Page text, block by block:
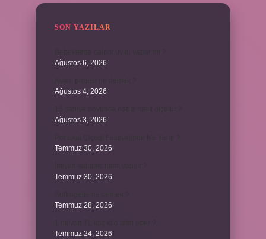
SON YAZILAR
Ağustos 6, 2026
Ağustos 4, 2026
Ağustos 3, 2026
Temmuz 30, 2026
Temmuz 30, 2026
Temmuz 28, 2026
Temmuz 24, 2026